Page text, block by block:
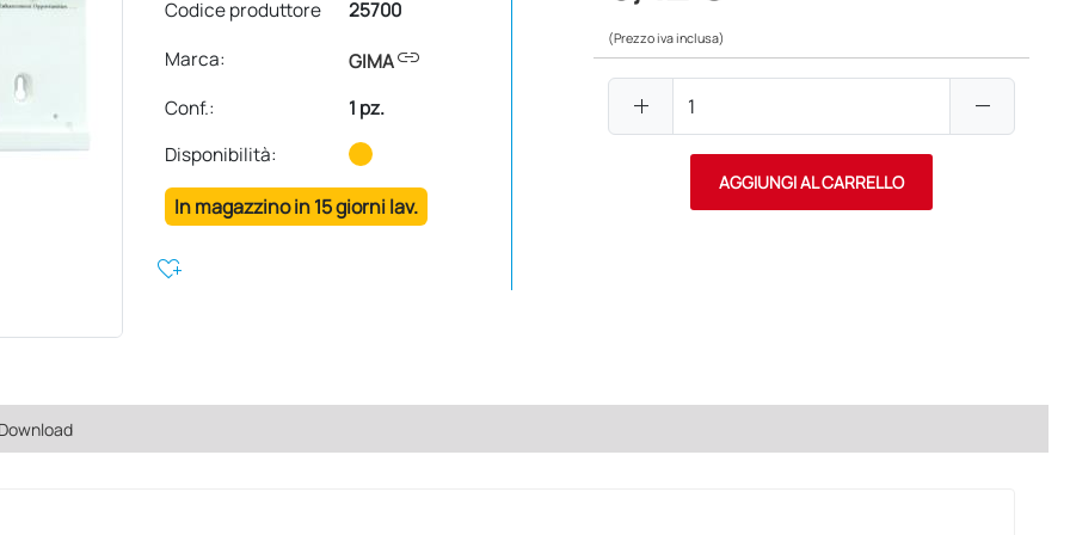
Codice produttore
25700
Marca:
GIMAlink
Conf.:
1 pz.
Disponibilità:
In magazzino in 15 giorni lav.
heart_plus
(Prezzo iva inclusa)
add remove
AGGIUNGI AL CARRELLO
Download